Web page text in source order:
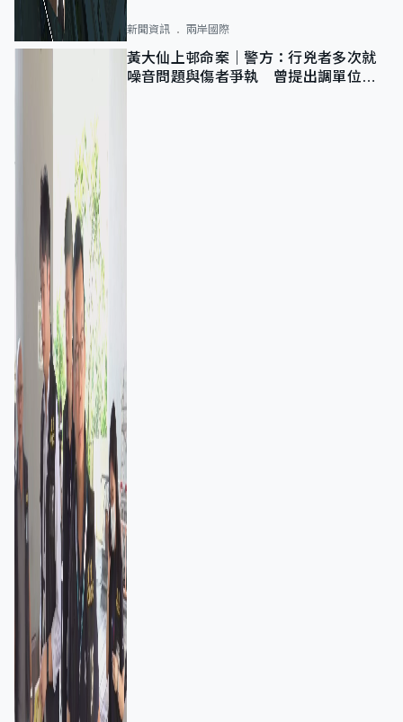
新聞資訊 兩岸國際
黃大仙上邨命案｜警方：行兇者多次就
噪音問題與傷者爭執 曾提出調單位已